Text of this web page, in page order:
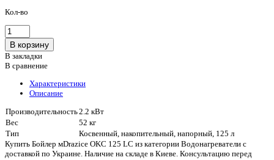
Кол-во
В закладки
В сравнение
Характеристики
Описание
Производительность2.2 кВт
Вес
52 кг
Тип
Косвенный, накопительный, напорный, 125 л
Купить Бойлер мDrazice OKC 125 LC из категории Водонагреватели с
доставкой по Украине. Наличие на складе в Киеве. Консультацию перед